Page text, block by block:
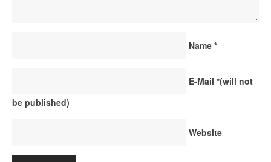
Name *
E-Mail *(will not
be published)
Website